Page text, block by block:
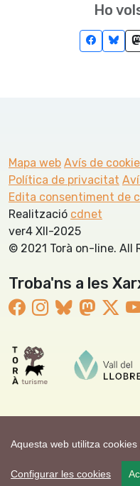
Aquesta web utilitza
Configurar les cookies
Ho
Mapa web Avís de
Política de privacitat
Edita consentiment de
Realització cdnet
ver4 XII-2025
© 2021 Torà on-line. All
Troba'ns a les